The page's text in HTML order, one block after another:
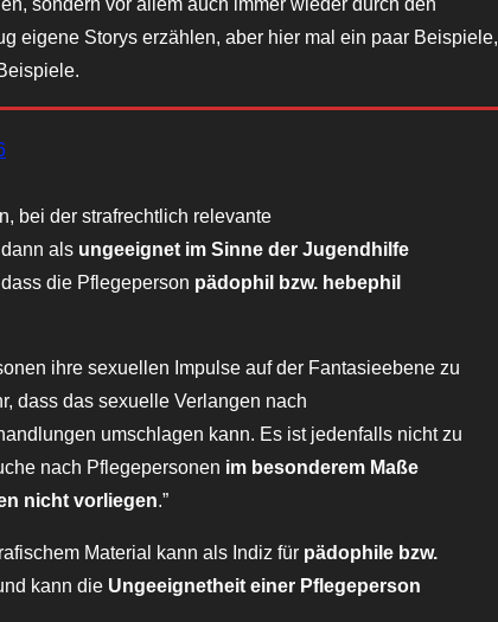
sondern vor allem auch immer wieder durch den
eigene Storys erzählen, aber hier mal ein paar Beispiele,
bei der strafrechtlich relevante
als ungeeignet im Sinne der Jugendhilfe
die Pflegeperson pädophil bzw. hebephil
ihre sexuellen Impulse auf der Fantasieebene zu
dass das sexuelle Verlangen nach
umschlagen kann. Es ist jedenfalls nicht zu
nach Pflegepersonen im besonderem Maße
nicht vorliegen.”
Material kann als Indiz für pädophile bzw.
kann die Ungeeignetheit einer Pflegeperson